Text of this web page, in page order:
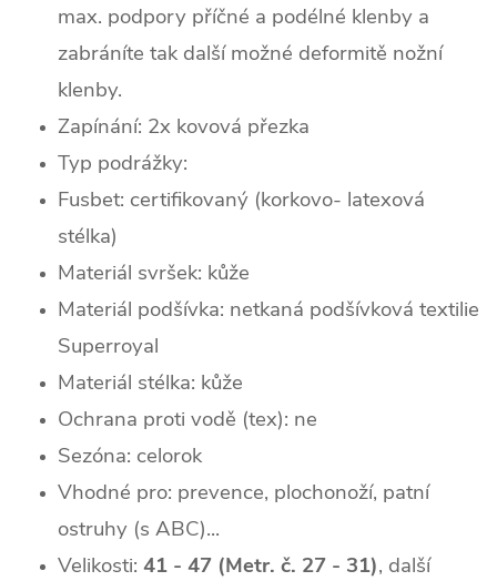
max. podpory příčné a podélné klenby a
zabráníte tak další možné deformitě nožní
klenby.
Zapínání: 2x kovová přezka
Typ podrážky:
Fusbet: certifikovaný (korkovo- latexová
stélka)
Materiál svršek: kůže
Materiál podšívka: netkaná podšívková textilie
Superroyal
Materiál stélka: kůže
Ochrana proti vodě (tex): ne
Sezóna: celorok
Vhodné pro: prevence, plochonoží, patní
ostruhy (s ABC)...
Velikosti: 41 - 47 (Metr. č. 27 - 31), další